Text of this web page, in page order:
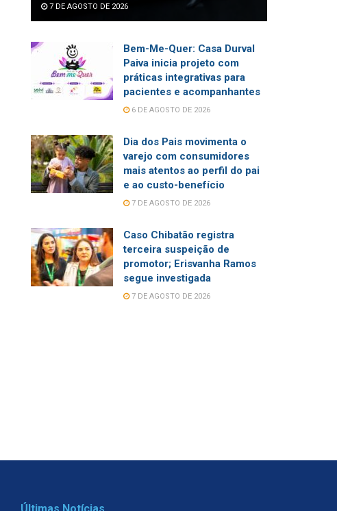
7 DE AGOSTO DE 2026
Bem-Me-Quer: Casa Durval
Paiva inicia projeto com
práticas integrativas para
pacientes e acompanhantes
6 DE AGOSTO DE 2026
Dia dos Pais movimenta o
varejo com consumidores
mais atentos ao perfil do pai
e ao custo-benefício
7 DE AGOSTO DE 2026
Caso Chibatão registra
terceira suspeição de
promotor; Erisvanha Ramos
segue investigada
7 DE AGOSTO DE 2026